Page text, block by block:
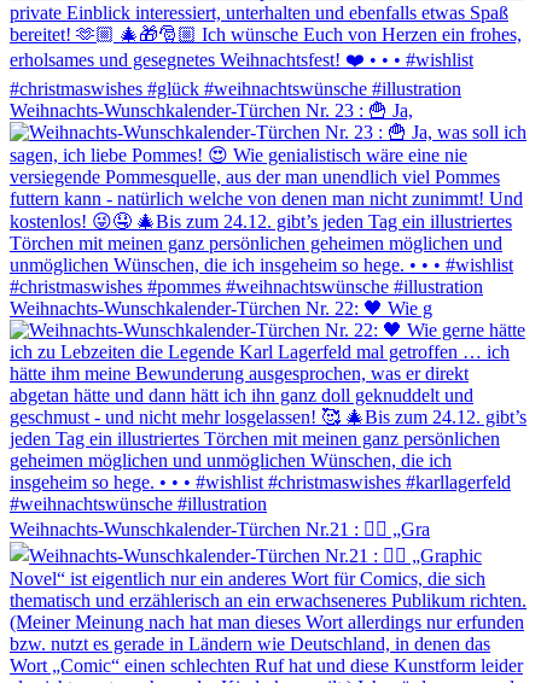
Weihnachts-Wunschkalender-Türchen Nr. 23 : 🍟 Ja,
Weihnachts-Wunschkalender-Türchen Nr. 22: 🖤 Wie g
Weihnachts-Wunschkalender-Türchen Nr.21 : ✍🏼 „Gra